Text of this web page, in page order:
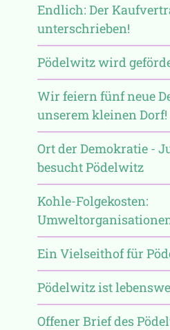
Endlich: Der
unterschrieben!
Pödelwitz wird
Wir feiern fünf neue
unserem kleinen Dorf!
Ort der Demokratie -
besucht Pödelwitz
Kohle-Folgekosten:
Ein Vielseithof für
Pödelwitz ist
Offener Brief des